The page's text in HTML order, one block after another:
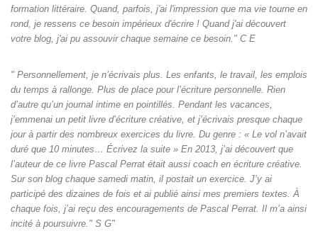
formation littéraire. Quand, parfois, j'ai l'impression que ma vie tourne en
rond, je ressens ce besoin impérieux d'écrire ! Quand j'ai découvert
votre blog, j'ai pu assouvir chaque semaine ce besoin." C E
" Personnellement, je n’écrivais plus. Les enfants, le travail, les emplois
du temps à rallonge. Plus de place pour l’écriture personnelle. Rien
d’autre qu’un journal intime en pointillés. Pendant les vacances,
j’emmenai un petit livre d’écriture créative, et j’écrivais presque chaque
jour à partir des nombreux exercices du livre. Du genre : « Le vol n’avait
duré que 10 minutes… Écrivez la suite » En 2013, j’ai découvert que
l’auteur de ce livre Pascal Perrat était aussi coach en écriture créative.
Sur son blog chaque samedi matin, il postait un exercice. J’y ai
participé des dizaines de fois et ai publié ainsi mes premiers textes. À
chaque fois, j’ai reçu des encouragements de Pascal Perrat. Il m’a ainsi
incité à poursuivre." S G"